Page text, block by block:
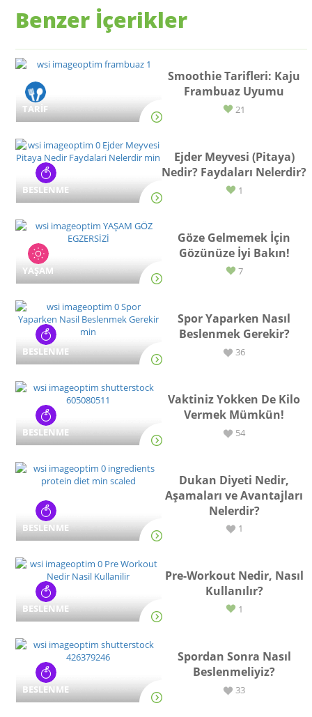
Benzer İçerikler
TARİF
Smoothie Tarifleri: Kaju
Frambuaz Uyumu
21
BESLENME
Ejder Meyvesi (Pitaya)
Nedir? Faydaları Nelerdir?
1
YAŞAM
Göze Gelmemek İçin
Gözünüze İyi Bakın!
7
BESLENME
Spor Yaparken Nasıl
Beslenmek Gerekir?
36
BESLENME
Vaktiniz Yokken De Kilo
Vermek Mümkün!
54
BESLENME
Dukan Diyeti Nedir,
Aşamaları ve Avantajları
Nelerdir?
1
BESLENME
Pre-Workout Nedir, Nasıl
Kullanılır?
1
BESLENME
Spordan Sonra Nasıl
Beslenmeliyiz?
33